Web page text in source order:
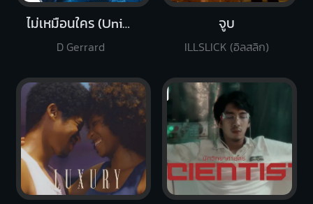
ไม่เหมือนใคร (Unique)
D Gerrard
จูบ
ILLSLICK (อิลสลิก)